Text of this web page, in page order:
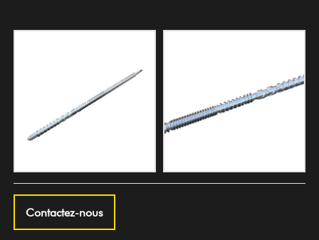
Contactez-nous